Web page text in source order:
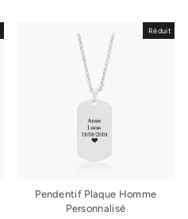
Réduit
Pendentif Plaque Homme
Personnalisé